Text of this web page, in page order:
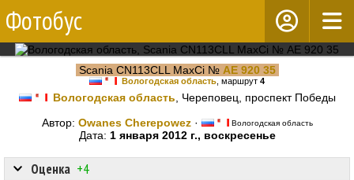
Фотобус
Scania CN113CLL MaxCi № АЕ 920 35
Вологодская область , маршрут 4
Вологодская область , Череповец, проспект Победы
Автор: Owanes Cherepowez· Вологодская область
Дата: 1 января 2012 г., воскресенье
Оценка +4